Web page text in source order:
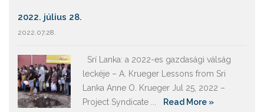
2022. július 28.
2022.07.28.
Srí Lanka: a 2022-es gazdasági válság
leckéje – A. Krueger Lessons from Sri
Lanka Anne O. Krueger Jul 25, 2022 –
Project Syndicate ...
Read More »